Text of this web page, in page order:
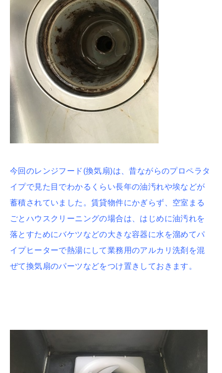
今回のレンジフード(換気扇)は、昔ながらのプロペラタ
イプで見た目でわかるくらい長年の油汚れや埃などが
蓄積されていました。賃貸物件にかぎらず、空室まる
ごとハウスクリーニングの場合は、はじめに油汚れを
落とすためにバケツなどの大きな容器に水を溜めてパ
イプヒーターで熱湯にして業務用のアルカリ洗剤を混
ぜて換気扇のパーツなどをつけ置きしておきます。